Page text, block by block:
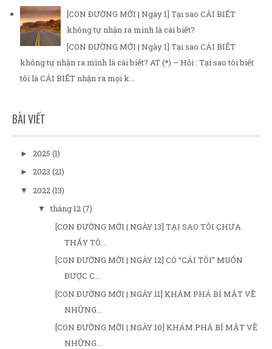
[CON ĐƯỜNG MỚI | Ngày 1] Tại sao CÁI BIẾT
không tự nhận ra mình là cái biết?
[CON ĐƯỜNG MỚI | Ngày 1] Tại sao CÁI BIẾT
không tự nhận ra mình là cái biết? AT (*) – Hỏi : Tại sao tôi biết
tôi là CÁI BIẾT nhận ra mọi k...
BÀI VIẾT
► 2025 (1)
► 2023 (21)
▼ 2022(13)
▼tháng 12(7)
[CON ĐƯỜNG MỚI | NGÀY 13] TẠI SAO TÔI CHƯA
THẤY TÔ...
[CON ĐƯỜNG MỚI | NGÀY 12] CÓ “CÁI TÔI” MUỐN
ĐƯỢC C...
[CON ĐƯỜNG MỚI | NGÀY 11] KHÁM PHÁ BÍ MẬT VỀ
NHỮNG...
[CON ĐƯỜNG MỚI | NGÀY 10] KHÁM PHÁ BÍ MẬT VỀ
NHỮNG...